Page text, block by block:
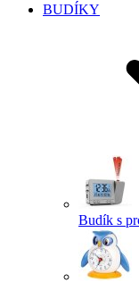
BUDÍKY
Budík s